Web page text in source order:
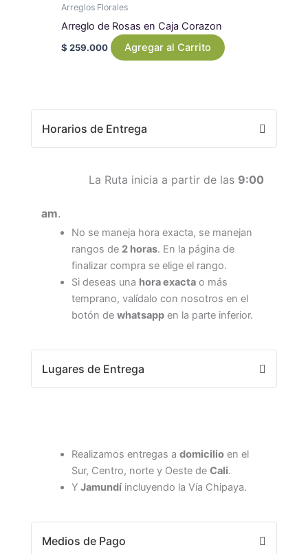
Arreglos Florales
Arreglo de Rosas en Caja Corazon
$ 259.000 Agregar al Carrito
Horarios de Entrega
La Ruta inicia a partir de las 9:00
am.
No se maneja hora exacta, se manejan
rangos de 2 horas. En la página de
finalizar compra se elige el rango.
Si deseas una hora exactao más
temprano, valídalo con nosotros en el
botón de whatsappen la parte inferior.
Lugares de Entrega
Realizamos entregas a domicilioen el
Sur, Centro, norte y Oeste de Cali.
Y Jamundíincluyendo la Vía Chipaya.
Medios de Pago